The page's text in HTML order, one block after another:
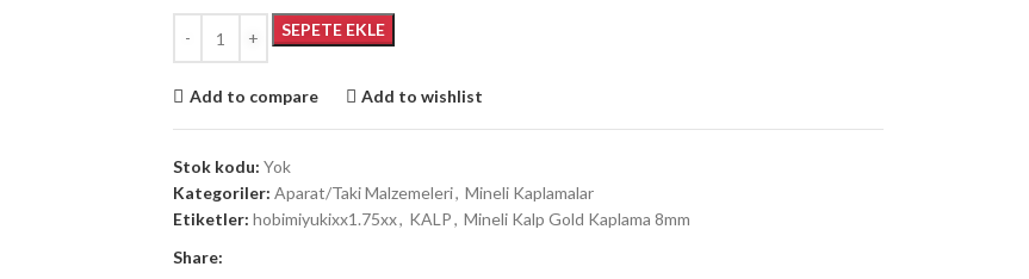
SEPETE EKLE
Add to compare Add to wishlist
Stok kodu: Yok
Kategoriler: Aparat/Taki Malzemeleri, Mineli Kaplamalar
Etiketler: hobimiyukixx1.75xx, KALP, Mineli Kalp Gold Kaplama 8mm
Share: